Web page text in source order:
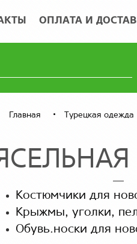
ОПЛАТА И
Главная Турецкая одежда
Костюмчики для
Крыжмы, уголки,
Обувь.носки для